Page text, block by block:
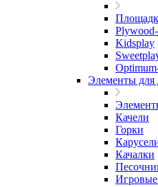
Kidsplay
Элементы для
Качели
Горки
Качалки